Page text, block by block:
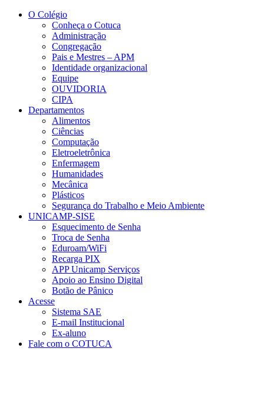
Conteúdo principal
O Colégio
Conheça o Cotuca
Administração
Congregação
Pais e Mestres – APM
Identidade organizacional
Equipe
OUVIDORIA
CIPA
Departamentos
Alimentos
Ciências
Computação
Eletroeletrônica
Enfermagem
Humanidades
Mecânica
Plásticos
Segurança do Trabalho e Meio Ambiente
UNICAMP-SISE
Esquecimento de Senha
Troca de Senha
Eduroam/WiFi
Recarga PIX
APP Unicamp Serviços
Apoio ao Ensino Digital
Botão de Pânico
Acesse
Sistema SAE
E-mail Institucional
Ex-aluno
Fale com o COTUCA